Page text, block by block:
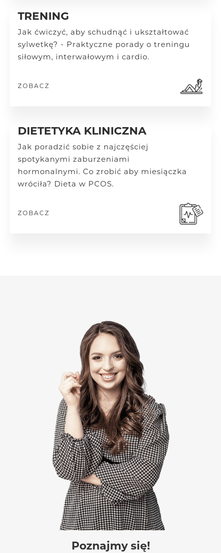
TRENING
Jak ćwiczyć, aby schudnąć i ukształtować
sylwetkę? - Praktyczne porady o treningu
siłowym, interwałowym i cardio.
ZOBACZ
DIETETYKA KLINICZNA
Jak poradzić sobie z najczęściej
spotykanymi zaburzeniami
hormonalnymi. Co zrobić aby miesiączka
wróciła? Dieta w PCOS.
ZOBACZ
Poznajmy się!